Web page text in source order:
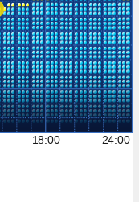
18:00 24:00